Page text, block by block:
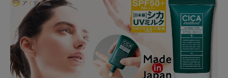
ACCOUNT MENU
ようこそ ゲスト 様
ログイン 会員登録
ブランドから探す